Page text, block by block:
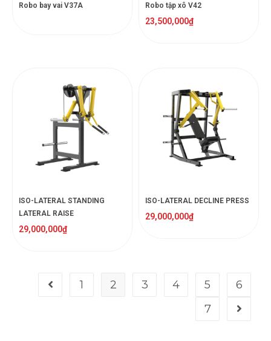
Robo bay vai V37A Robo tập xô V42
23,500,000₫
ISO-LATERAL STANDING
LATERAL RAISE
29,000,000₫
ISO-LATERAL DECLINE PRESS
29,000,000₫
1 2 3 4 5
6
7